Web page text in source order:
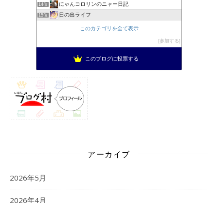
14位 にゃんコロリンのニャー日記
15位 日の出ライフ
このカテゴリを全て表示
参加する
このブログに投票する
アーカイブ
2026年5月
2026年4月